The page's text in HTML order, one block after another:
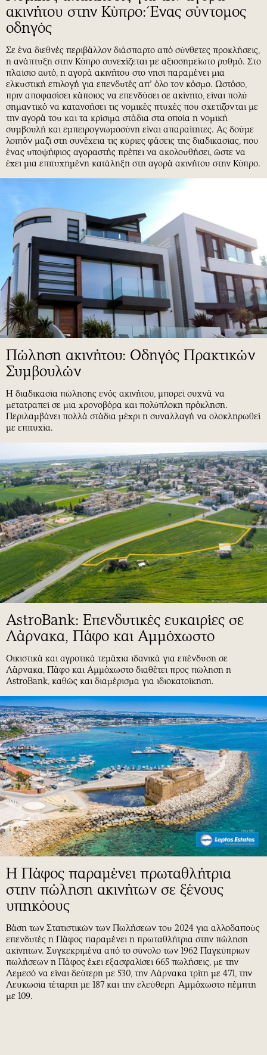
Περιβάλλον
Ελλάδα
Κόσμος
Παράξενα
Πολιτισμός
Σινεμά
Θέατρο-Χορός
Μουσική
Εικαστικά
Βιβλίο
Χειρόγραφα
Ταξίδια
Συνταγές
Media
Εκπομπές
Wine routes
Podcasts
Uncut
Προσφορές
Προσωπικότητες στην ''Κ''
Επιστολές
ακινήτου στην Κύπρο: Ένας σύντομος
οδηγός
Σε ένα διεθνές περιβάλλον διάσπαρτο από σύνθετες προκλήσεις,
η ανάπτυξη στην Κύπρο συνεχίζεται με αξιοσημείωτο ρυθμό. Στο
πλαίσιο αυτό, η αγορά ακινήτου στο νησί παραμένει μια
ελκυστική επιλογή για επενδυτές απ’ όλο τον κόσμο. Ωστόσο,
πριν αποφασίσει κάποιος να επενδύσει σε ακίνητο, είναι πολύ
σημαντικό να κατανοήσει τις νομικές πτυχές που σχετίζονται με
την αγορά του και τα κρίσιμα στάδια στα οποία η νομική
συμβουλή και εμπειρογνωμοσύνη είναι απαραίτητες. Ας δούμε
λοιπόν μαζί στη συνέχεια τις κύριες φάσεις της διαδικασίας, που
ένας υποψήφιος αγοραστής πρέπει να ακολουθήσει, ώστε να
έχει μια επιτυχημένη κατάληξη στη αγορά ακινήτου στην Κύπρο.
Πώληση ακινήτου: Οδηγός Πρακτικών
Συμβουλών
Η διαδικασία πώλησης ενός ακινήτου, μπορεί συχνά να
μετατραπεί σε μια χρονοβόρα και πολύπλοκη πρόκληση.
Περιλαμβάνει πολλά στάδια μέχρι η συναλλαγή να ολοκληρωθεί
με επιτυχία.
AstroBank: Επενδυτικές ευκαιρίες σε
Λάρνακα, Πάφο και Αμμόχωστο
Οικιστικά και αγροτικά τεμάχια ιδανικά για επένδυση σε
Λάρνακα, Πάφο και Αμμόχωστο διαθέτει προς πώληση η
AstroBank, καθώς και διαμέρισμα για ιδιοκατοίκηση.
Η Πάφος παραμένει πρωταθλήτρια
στην πώληση ακινήτων σε ξένους
υπηκόους
Βάση των Στατιστικών των Πωλήσεων του 2024 για αλλοδαπούς
επενδυτές η Πάφος παραμένει η πρωταθλήτρια στην πώληση
ακίνητων. Συγκεκριμένα από το σύνολο των 1962 Παγκύπριων
πωλήσεων η Πάφος έχει εξασφαλίσει 665 πωλήσεις, με την
Λεμεσό να είναι δεύτερη με 530, την Λάρνακα τρίτη με 471, την
Λευκωσία τέταρτη με 187 και την ελεύθερη Αμμόχωστο πέμπτη
με 109.